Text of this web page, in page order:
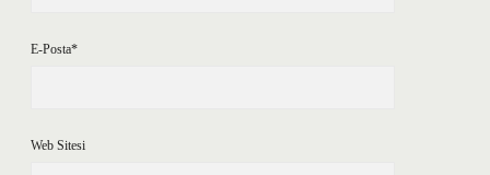
E-Posta*
Web Sitesi